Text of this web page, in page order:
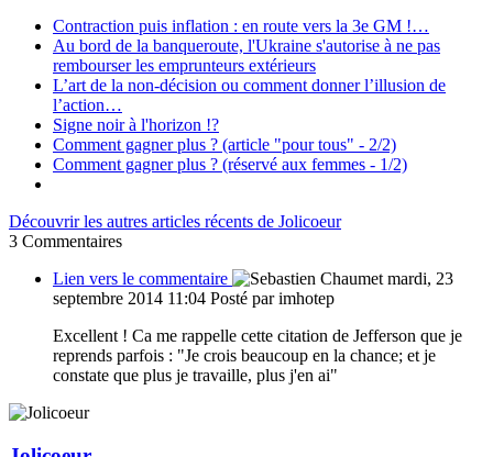
Contraction puis inflation : en route vers la 3e GM !…
Au bord de la banqueroute, l'Ukraine s'autorise à ne pas
rembourser les emprunteurs extérieurs
L’art de la non-décision ou comment donner l’illusion de
l’action…
Signe noir à l'horizon !?
Comment gagner plus ? (article "pour tous" - 2/2)
Comment gagner plus ? (réservé aux femmes - 1/2)
Découvrir les autres articles récents de Jolicoeur
3 Commentaires
Lien vers le commentaire
mardi, 23
septembre 2014 11:04 Posté par imhotep
Excellent ! Ca me rappelle cette citation de Jefferson que je
reprends parfois : "Je crois beaucoup en la chance; et je
constate que plus je travaille, plus j'en ai"